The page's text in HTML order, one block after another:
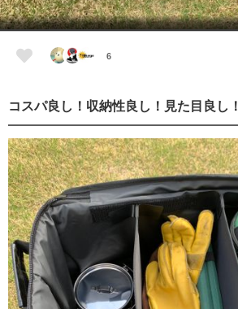
6
コスパ良し！収納性良し！見た目良し！